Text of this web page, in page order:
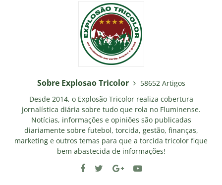
Sobre Explosao Tricolor
58652 Artigos
Desde 2014, o Explosão Tricolor realiza cobertura
jornalística diária sobre tudo que rola no Fluminense.
Notícias, informações e opiniões são publicadas
diariamente sobre futebol, torcida, gestão, finanças,
marketing e outros temas para que a torcida tricolor fique
bem abastecida de informações!